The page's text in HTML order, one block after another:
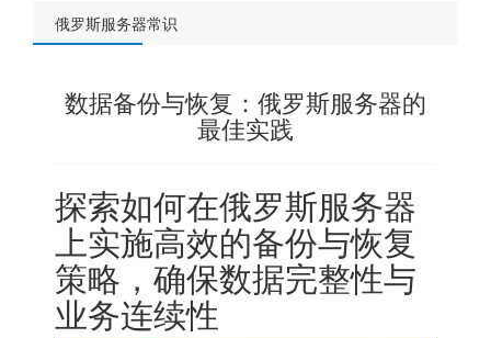
俄罗斯服务器常识
数据备份与恢复：俄罗斯服务器的
最佳实践
探索如何在俄罗斯服务器
上实施高效的备份与恢复
策略，确保数据完整性与
业务连续性